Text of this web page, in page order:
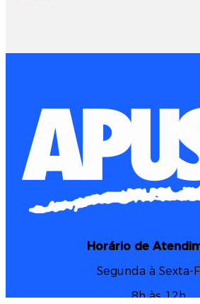
Horário de
Segunda à Sexta-
8h às 12h